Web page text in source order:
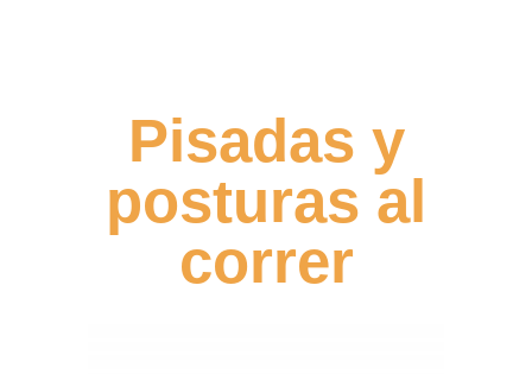
Pisadas y
posturas al
correr